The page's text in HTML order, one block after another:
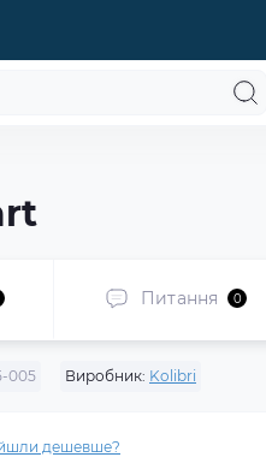
Питання 0
005 Виробник: Kolibri
дешевше?